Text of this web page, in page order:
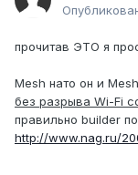
прочитав ЭТО я
Mesh нато он и
без разрыва Wi-Fi
правильно builder
http://www.nag.ru/